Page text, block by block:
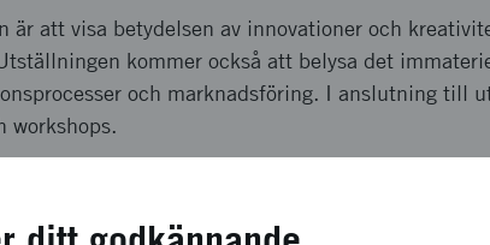
är att visa betydelsen av innovationer och
kommer också att belysa det
och marknadsföring. I anslutning till
workshops.